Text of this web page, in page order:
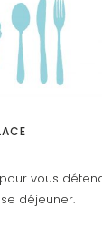
vous
déjeuner.